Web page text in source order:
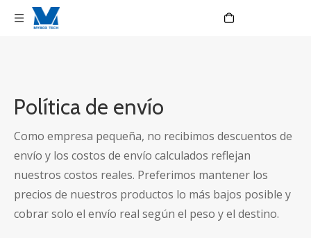
Política de envío
Como empresa pequeña, no recibimos descuentos de
envío y los costos de envío calculados reflejan
nuestros costos reales. Preferimos mantener los
precios de nuestros productos lo más bajos posible y
cobrar solo el envío real según el peso y el destino.